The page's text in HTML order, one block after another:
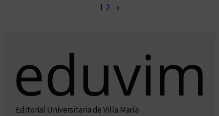
1 2 →
Editorial Universitaria de Villa María